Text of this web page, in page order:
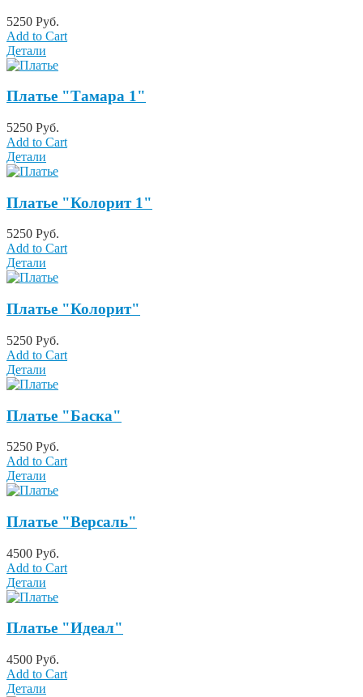
5250 Руб.
Add to Cart
Детали
Платье "Тамара 1"
5250 Руб.
Add to Cart
Детали
Платье "Колорит 1"
5250 Руб.
Add to Cart
Детали
Платье "Колорит"
5250 Руб.
Add to Cart
Детали
Платье "Баска"
5250 Руб.
Add to Cart
Детали
Платье "Версаль"
4500 Руб.
Add to Cart
Детали
Платье "Идеал"
4500 Руб.
Add to Cart
Детали